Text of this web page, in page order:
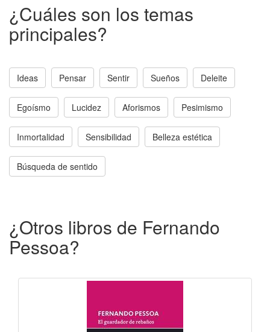
¿Cuáles son los temas
principales?
Ideas Pensar Sentir Sueños Deleite
Egoísmo Lucidez Aforismos Pesimismo
Inmortalidad Sensibilidad Belleza estética
Búsqueda de sentido
¿Otros libros de Fernando
Pessoa?